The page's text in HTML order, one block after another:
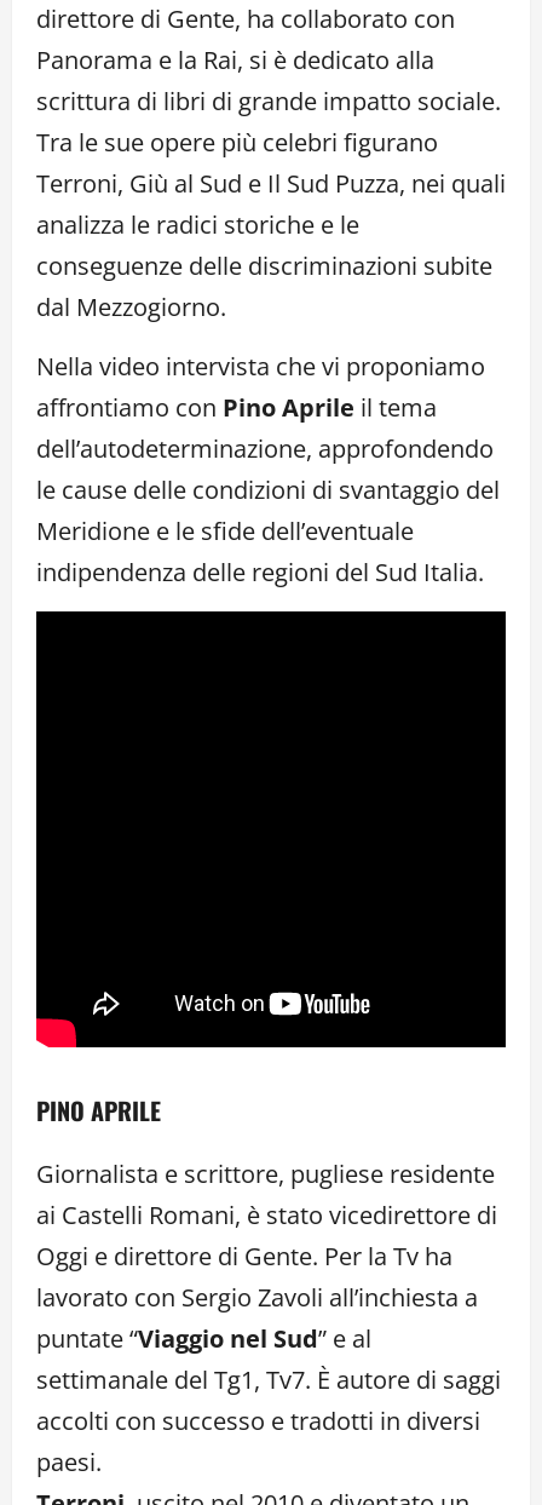
direttore di Gente, ha collaborato con
Panorama e la Rai, si è dedicato alla
scrittura di libri di grande impatto sociale.
Tra le sue opere più celebri figurano
Terroni, Giù al Sud e Il Sud Puzza, nei quali
analizza le radici storiche e le
conseguenze delle discriminazioni subite
dal Mezzogiorno.
Nella video intervista che vi proponiamo
affrontiamo con Pino Aprile il tema
dell’autodeterminazione, approfondendo
le cause delle condizioni di svantaggio del
Meridione e le sfide dell’eventuale
indipendenza delle regioni del Sud Italia.
PINO APRILE
Giornalista e scrittore, pugliese residente
ai Castelli Romani, è stato vicedirettore di
Oggi e direttore di Gente. Per la Tv ha
lavorato con Sergio Zavoli all’inchiesta a
puntate “Viaggio nel Sud” e al
settimanale del Tg1, Tv7. È autore di saggi
accolti con successo e tradotti in diversi
paesi.